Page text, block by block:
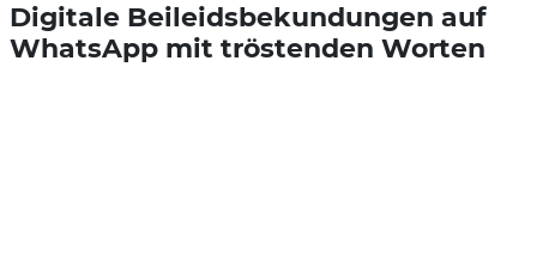
Digitale Beileidsbekundungen auf
WhatsApp mit tröstenden Worten